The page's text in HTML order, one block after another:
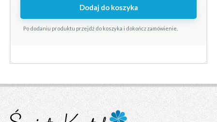
Dodaj do koszyka
Po dodaniu produktu przejdź do koszyka i dokończ zamówienie.